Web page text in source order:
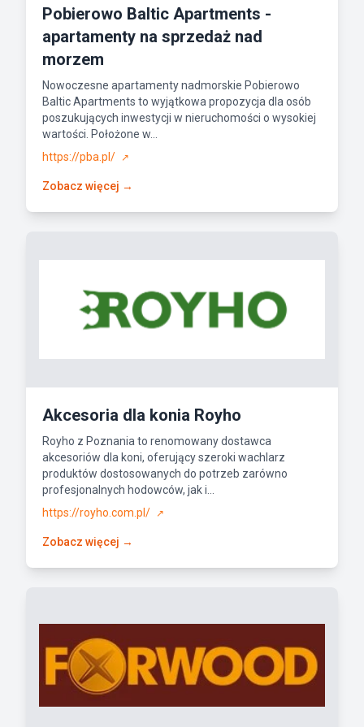
Pobierowo Baltic Apartments -
apartamenty na sprzedaż nad
morzem
Nowoczesne apartamenty nadmorskie Pobierowo
Baltic Apartments to wyjątkowa propozycja dla osób
poszukujących inwestycji w nieruchomości o wysokiej
wartości. Położone w...
https://pba.pl/
↗
Zobacz więcej →
Akcesoria dla konia Royho
Royho z Poznania to renomowany dostawca
akcesoriów dla koni, oferujący szeroki wachlarz
produktów dostosowanych do potrzeb zarówno
profesjonalnych hodowców, jak i...
https://royho.com.pl/
↗
Zobacz więcej →